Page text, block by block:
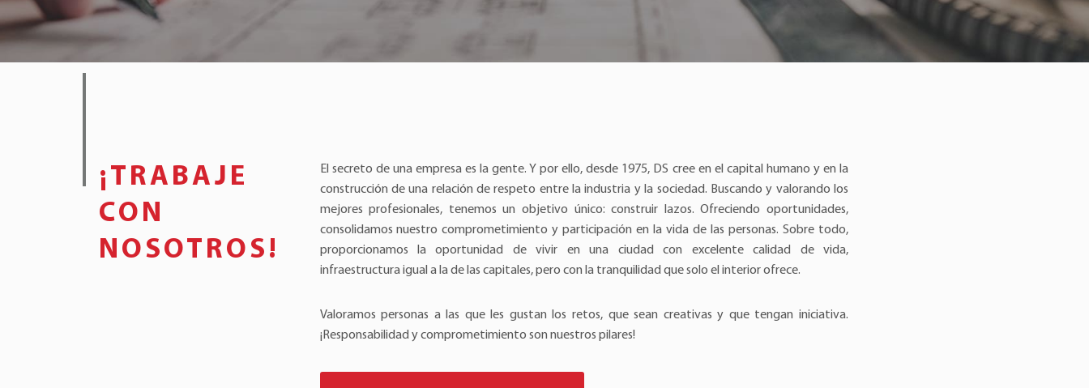
¡TRABAJE
CON
NOSOTROS!
El secreto de una empresa es la gente. Y por ello, desde 1975, DS cree en el capital humano y en la
construcción de una relación de respeto entre la industria y la sociedad. Buscando y valorando los
mejores profesionales, tenemos un objetivo único: construir lazos. Ofreciendo oportunidades,
consolidamos nuestro comprometimiento y participación en la vida de las personas. Sobre todo,
proporcionamos la oportunidad de vivir en una ciudad con excelente calidad de vida,
infraestructura igual a la de las capitales, pero con la tranquilidad que solo el interior ofrece.
Valoramos personas a las que les gustan los retos, que sean creativas y que tengan iniciativa.
¡Responsabilidad y comprometimiento son nuestros pilares!